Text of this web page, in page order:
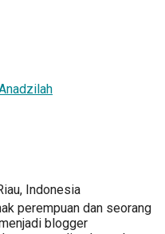
Indonesia
perempuan dan seorang
blogger